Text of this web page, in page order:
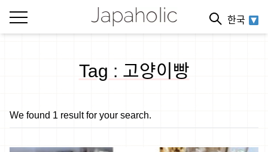
한국
Tag : 고양이빵
We found 1 result for your search.